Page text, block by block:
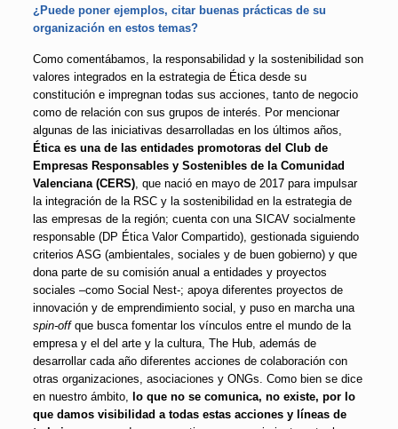
¿Puede poner ejemplos, citar buenas prácticas de su
organización en estos temas?
Como comentábamos, la responsabilidad y la sostenibilidad son
valores integrados en la estrategia de Ética desde su
constitución e impregnan todas sus acciones, tanto de negocio
como de relación con sus grupos de interés. Por mencionar
algunas de las iniciativas desarrolladas en los últimos años,
Ética es una de las entidades promotoras del Club de
Empresas Responsables y Sostenibles de la Comunidad
Valenciana (CERS), que nació en mayo de 2017 para impulsar
la integración de la RSC y la sostenibilidad en la estrategia de
las empresas de la región; cuenta con una SICAV socialmente
responsable (DP Ética Valor Compartido), gestionada siguiendo
criterios ASG (ambientales, sociales y de buen gobierno) y que
dona parte de su comisión anual a entidades y proyectos
sociales –como Social Nest-; apoya diferentes proyectos de
innovación y de emprendimiento social, y puso en marcha una
spin-offque busca fomentar los vínculos entre el mundo de la
empresa y el del arte y la cultura, The Hub, además de
desarrollar cada año diferentes acciones de colaboración con
otras organizaciones, asociaciones y ONGs. Como bien se dice
en nuestro ámbito, lo que no se comunica, no existe, por lo
que damos visibilidad a todas estas acciones y líneas de